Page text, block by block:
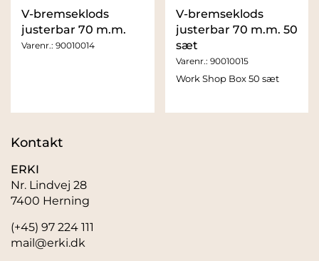
V-bremseklods
justerbar 70 m.m.
Varenr.: 90010014
V-bremseklods
justerbar 70 m.m. 50
sæt
Varenr.: 90010015
Work Shop Box 50 sæt
Kontakt
ERKI
Nr. Lindvej 28
7400 Herning
(+45) 97 224 111
mail@erki.dk